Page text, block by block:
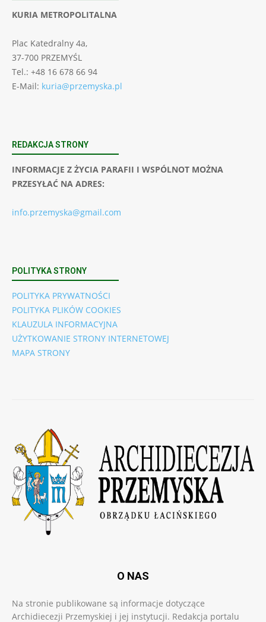
KURIA METROPOLITALNA
Plac Katedralny 4a,
37-700 PRZEMYŚL
Tel.: +48 16 678 66 94
E-Mail: kuria@przemyska.pl
REDAKCJA STRONY
INFORMACJE Z ŻYCIA PARAFII I WSPÓLNOT MOŻNA
PRZESYŁAĆ NA ADRES:
info.przemyska@gmail.com
POLITYKA STRONY
POLITYKA PRYWATNOŚCI
POLITYKA PLIKÓW COOKIES
KLAUZULA INFORMACYJNA
UŻYTKOWANIE STRONY INTERNETOWEJ
MAPA STRONY
O NAS
Na stronie publikowane są informacje dotyczące
Archidiecezji Przemyskiej i jej instytucji. Redakcja portalu